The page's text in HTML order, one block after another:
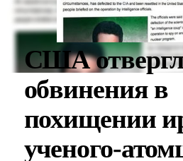
США
обвинения в
похищении
ученого-